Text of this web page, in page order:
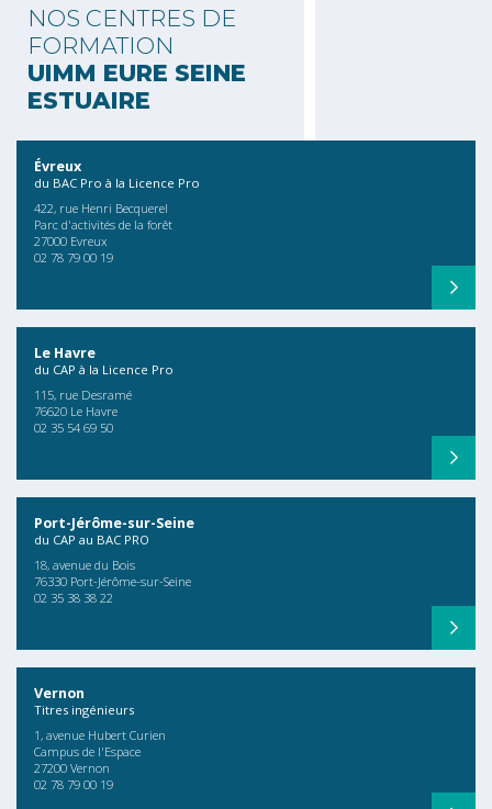
NOS CENTRES DE
FORMATION
UIMM EURE SEINE
ESTUAIRE
Évreux
du BAC Pro à la Licence Pro
422, rue Henri Becquerel
Parc d'activités de la forêt
27000 Evreux
02 78 79 00 19
Le Havre
du CAP à la Licence Pro
115, rue Desramé
76620 Le Havre
02 35 54 69 50
Port-Jérôme-sur-Seine
du CAP au BAC PRO
18, avenue du Bois
76330 Port-Jérôme-sur-Seine
02 35 38 38 22
Vernon
Titres ingénieurs
1, avenue Hubert Curien
Campus de l'Espace
27200 Vernon
02 78 79 00 19